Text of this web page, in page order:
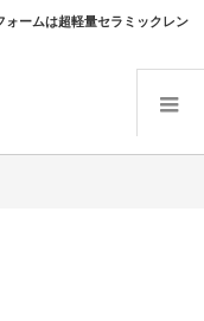
ームは超軽量セラミックレン